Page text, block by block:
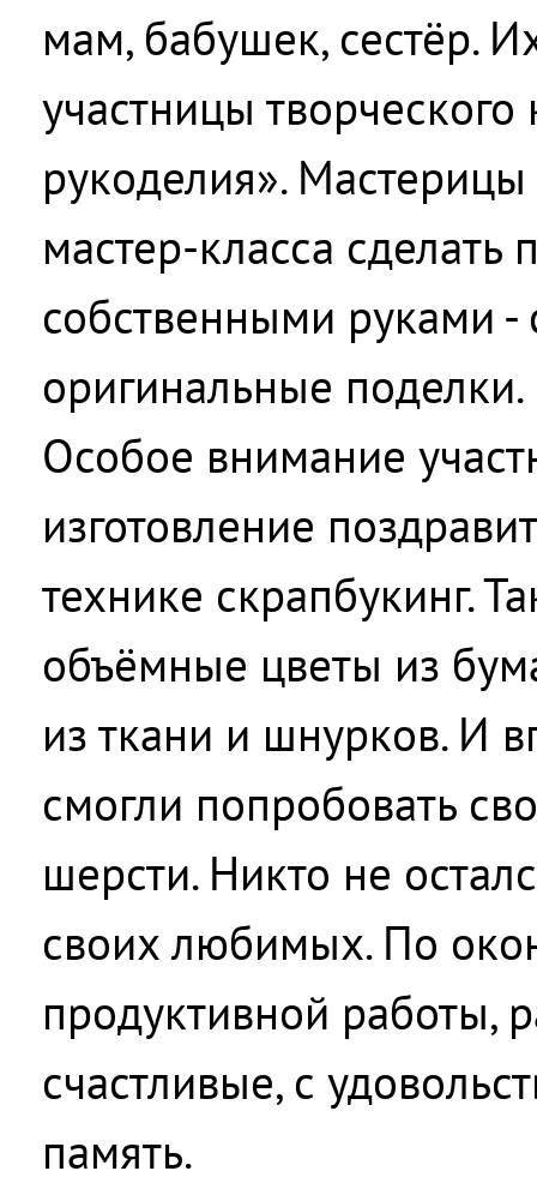
мам, бабушек, сестёр.
участницы
рукоделия».
мастер-класса сделать
собственными руками -
оригинальные поделки.
Особое внимание
изготовление
технике скрапбукинг.
объёмные цветы из
из ткани и шнурков. И
смогли попробовать
шерсти. Никто не
своих любимых. По
продуктивной работы,
счастливые, с
память.